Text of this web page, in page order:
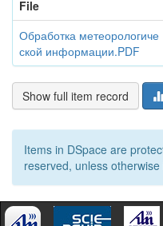
File
Обработка метеорологиче
ской информации.PDF
Show full item record
Items in DSpace are
reserved, unless